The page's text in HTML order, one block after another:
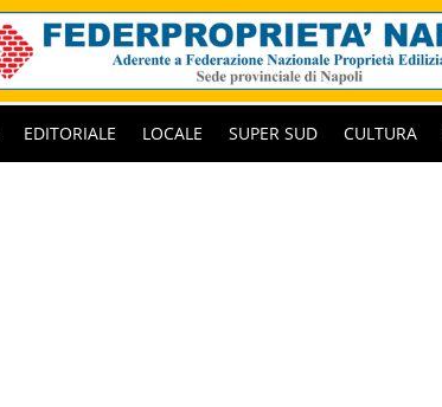
EDITORIALE LOCALE SUPER SUD CULTURA